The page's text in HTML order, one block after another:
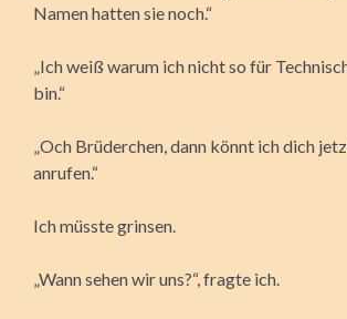
Namen hatten sie noch.“
„Ich weiß warum ich nicht so für
bin.“
„Och Brüderchen, dann könnt ich dich
anrufen.“
Ich müsste grinsen.
„Wann sehen wir uns?“, fragte ich.